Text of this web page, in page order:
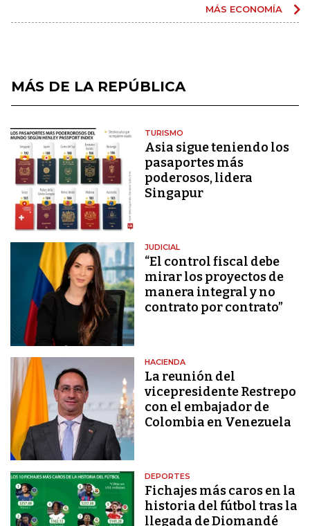
MÁS ECONOMÍA
MÁS DE LA REPÚBLICA
TURISMO
Asia sigue teniendo los
pasaportes más
poderosos, lidera
Singapur
JUDICIAL
“El control fiscal debe
mirar los proyectos de
manera integral y no
contrato por contrato”
HACIENDA
La reunión del
vicepresidente Restrepo
con el embajador de
Colombia en Venezuela
DEPORTES
Fichajes más caros en la
historia del fútbol tras la
llegada de Diomandé